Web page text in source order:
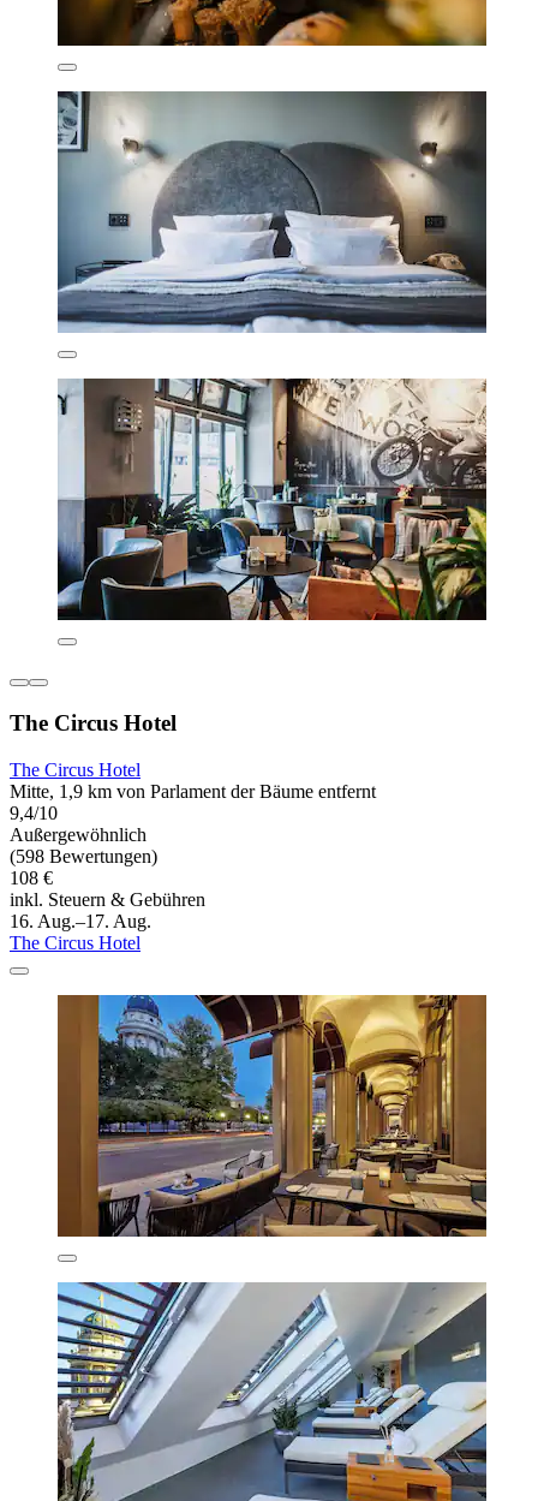
The Circus Hotel
The Circus Hotel
Mitte, 1,9 km von Parlament der Bäume entfernt
9,4/10
Außergewöhnlich
(598 Bewertungen)
108 €
inkl. Steuern & Gebühren
16. Aug.–17. Aug.
The Circus Hotel